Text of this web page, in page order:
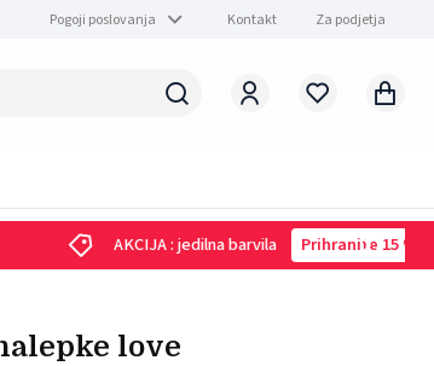
Pogoji poslovanja Kontakt Za podjetja
love